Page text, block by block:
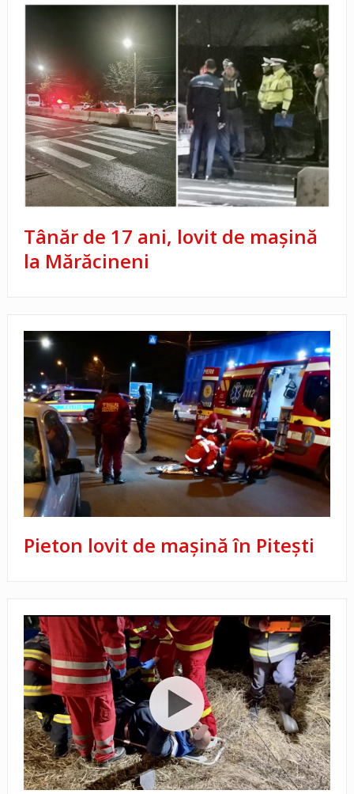
Tânăr de 17 ani, lovit de mașină
la Mărăcineni
Pieton lovit de mașină în Pitești